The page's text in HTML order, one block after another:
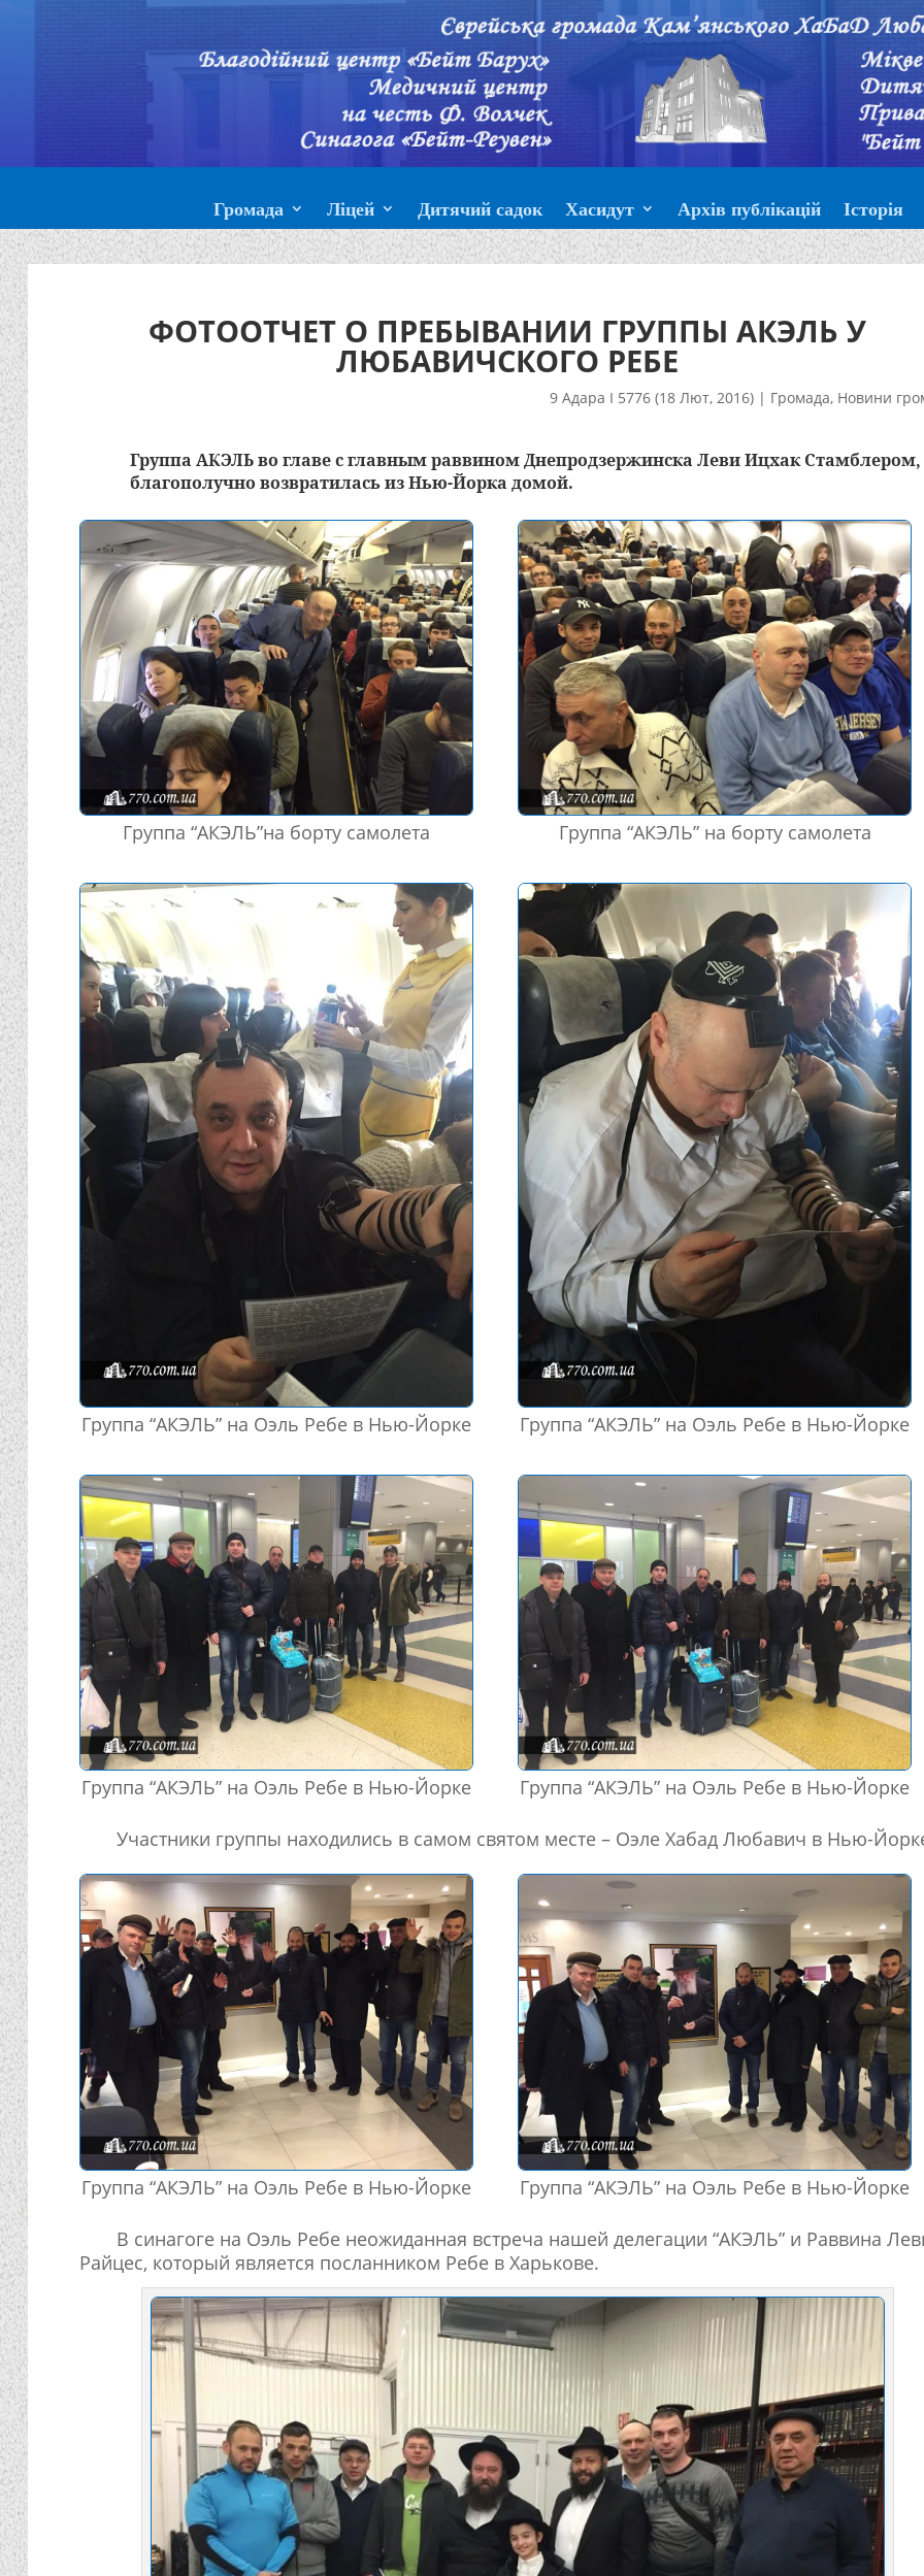
Громада Ліцей Дитячий садок Хасидут Архів публікацій Історія
ФОТООТЧЕТ О ПРЕБЫВАНИИ ГРУППЫ АКЭЛЬ У
ЛЮБАВИЧСКОГО РЕБЕ
9 Адара I 5776 (18 Лют, 2016)| Громада, Новини
Группа АКЭЛЬ во главе с главным раввином Днепродзержинска Леви Ицхак Стамблером,
благополучно возвратилась из Нью-Йорка домой.
Группа “АКЭЛЬ”на борту самолета Группа “АКЭЛЬ” на борту самолета
Группа “АКЭЛЬ” на Оэль Ребе в Нью-Йорке Группа “АКЭЛЬ” на Оэль Ребе в Нью-Йорке
Группа “АКЭЛЬ” на Оэль Ребе в Нью-Йорке Группа “АКЭЛЬ” на Оэль Ребе в Нью-Йорке
Участники группы находились в самом святом месте – Оэле Хабад Любавич в Нью-
Группа “АКЭЛЬ” на Оэль Ребе в Нью-Йорке Группа “АКЭЛЬ” на Оэль Ребе в Нью-Йорке
В синагоге на Оэль Ребе неожиданная встреча нашей делегации “АКЭЛЬ” и Раввина
Райцес, который является посланником Ребе в Харькове.